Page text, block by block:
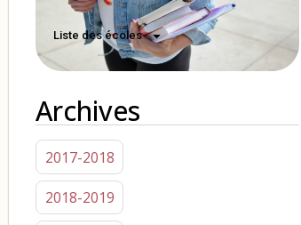
Liste des écoles
Archives
2017-2018
2018-2019